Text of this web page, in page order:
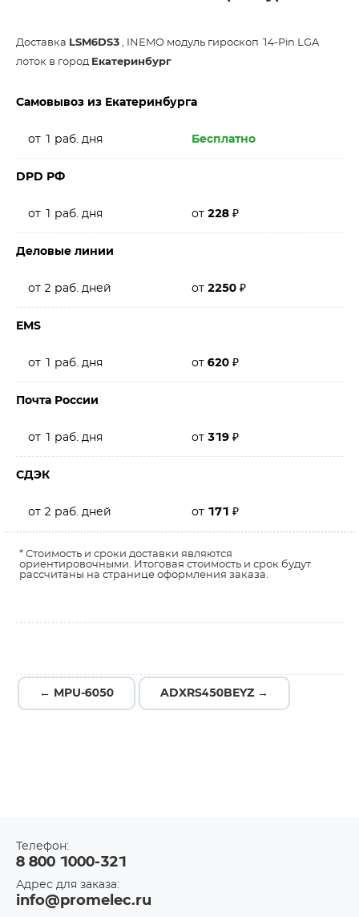
Доставка LSM6DS3 , INEMO модуль гироскоп 14-Pin LGA
лоток в город Екатеринбург
Самовывоз из Екатеринбурга
от 1 раб. дня Бесплатно
DPD РФ
от 1 раб. дня от 228 ₽
Деловые линии
от 2 раб. дней от 2250 ₽
EMS
от 1 раб. дня от 620 ₽
Почта России
от 1 раб. дня от 319 ₽
СДЭК
от 2 раб. дней от 171 ₽
* Стоимость и сроки доставки являются
ориентировочными. Итоговая стоимость и срок будут
рассчитаны на странице оформления заказа.
← MPU-6050 ADXRS450BEYZ →
Телефон:
8 800 1000-321
Адрес для заказа:
info@promelec.ru